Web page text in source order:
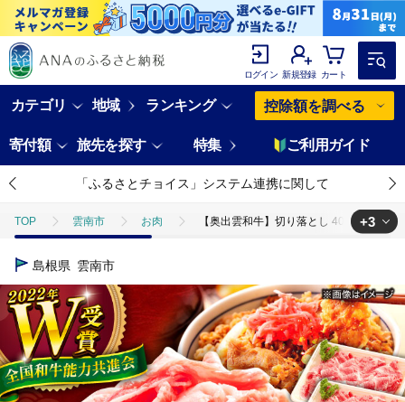
ログイン 新規登録 カート
カテゴリ 地域 ランキング 控除額を調べる
寄付額 旅先を探す 特集 ご利用ガイド
「ふるさとチョイス」システム連携に関して
TOP 雲南市 お肉 【奥出雲和牛】切り落とし 400g×2P 計
TOP
TOP 肉 牛肉 【奥出雲和牛】切り落とし 400g×2P 計800g
TOP 肉 牛肉 焼肉(牛肉) 【奥出雲和牛】切り落とし
+3
島根県 雲南市